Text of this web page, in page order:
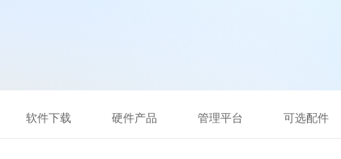
软件下载 硬件产品 管理平台 可选配件